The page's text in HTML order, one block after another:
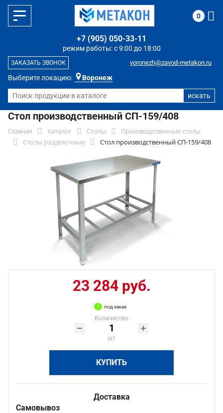
Выберите локацию: Воронеж
режим работы: с 9:00 до 18:00
+7 (905) 050-33-11
voronezh@zavod-metakon.ru
ЗАКАЗАТЬ ЗВОНОК
0
Стол производственный СП-159/408
Главная Каталог Столы
Производственные столы
Столы разделочные
Стол производственный СП-159/408
23 284 руб.
под заказ
Количество
шт
КУПИТЬ
Доставка
Самовывоз